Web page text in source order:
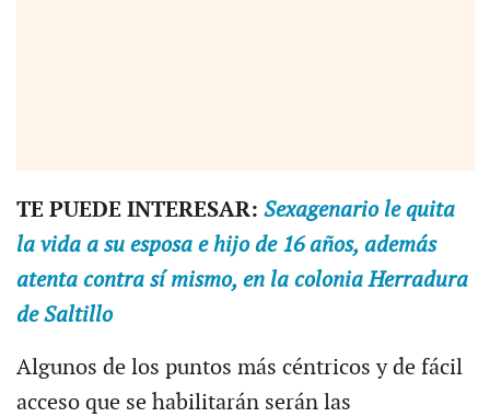
TE PUEDE INTERESAR: Sexagenario le quita
la vida a su esposa e hijo de 16 años, además
atenta contra sí mismo, en la colonia Herradura
de Saltillo
Algunos de los puntos más céntricos y de fácil
acceso que se habilitarán serán las